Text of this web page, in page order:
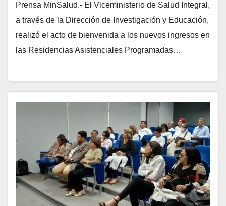
Prensa MinSalud.- El Viceministerio de Salud Integral,
a través de la Dirección de Investigación y Educación,
realizó el acto de bienvenida a los nuevos ingresos en
las Residencias Asistenciales Programadas…